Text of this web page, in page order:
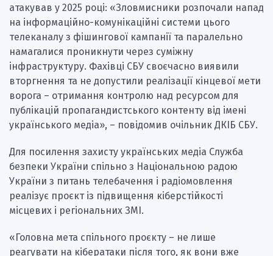
атакував у 2025 році: «Зловмисники розпочали напад
на інформаційно-комунікаційні системи цього
телеканалу з фішингової кампанії та паралельно
намагалися проникнути через суміжну
інфраструктуру. Фахівці СБУ своєчасно виявили
вторгнення та не допустили реалізації кінцевої мети
ворога – отримання контролю над ресурсом для
публікацій пропагандистського контенту від імені
українського медіа», – повідомив очільник ДКІБ СБУ.
Для посилення захисту українських медіа Служба
безпеки України спільно з Національною радою
України з питань телебачення і радіомовлення
реалізує проєкт із підвищення кіберстійкості
місцевих і регіональних ЗМІ.
«Головна мета спільного проєкту – не лише
реагувати на кібератаки після того, як вони вже